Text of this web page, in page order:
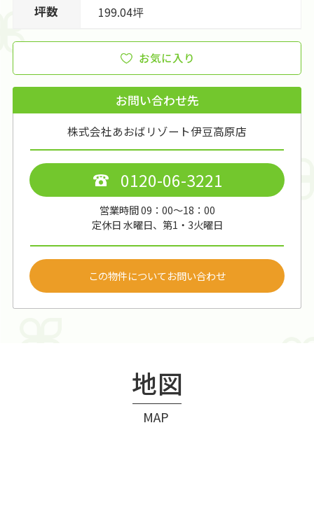
坪数 199.04坪
お気に入り
お問い合わせ先
株式会社あおばリゾート伊豆高原店
0120-06-3221
営業時間 09：00～18：00
定休日 水曜日、第1・3火曜日
この物件についてお問い合わせ
地図
MAP